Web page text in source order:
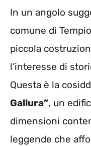
In un angolo
comune di
piccola
l’interesse di
Questa è la
Gallura”, un
dimensioni
leggende che